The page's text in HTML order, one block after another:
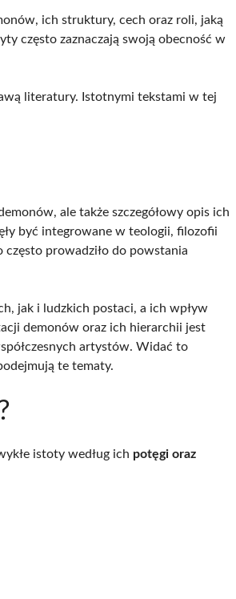
ich struktury, cech oraz roli, jaką
często zaznaczają swoją obecność w
literatury. Istotnymi tekstami w tej
ale także szczegółowy opis ich
być integrowane w teologii, filozofii
często prowadziło do powstania
jak i ludzkich postaci, a ich wpływ
demonów oraz ich hierarchii jest
artystów. Widać to
te tematy.
istoty według ich potęgi oraz